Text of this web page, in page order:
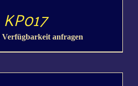
KP017
Verfügbarkeit anfragen